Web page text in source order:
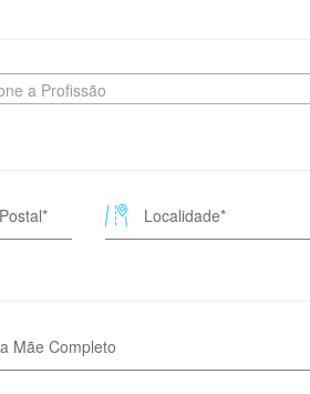
a Profissão